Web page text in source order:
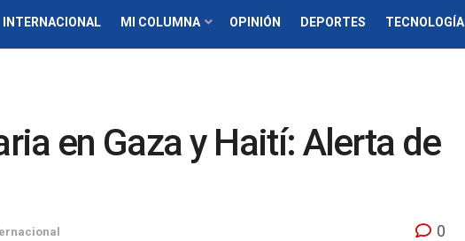
INTERNACIONAL MI COLUMNA OPINIÓN DEPORTES TECNOLOGÍA
en Gaza y Haití: Alerta de
0